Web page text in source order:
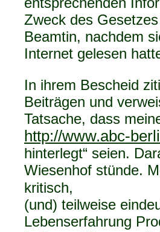
Zweck des
Beamtin, nachdem
Internet gelesen
In ihrem Bescheid
Beiträgen und
Tatsache, dass
http://www.abc-
hinterlegt“ seien.
Wiesenhof stünde.
kritisch,
(und) teilweise
Lebenserfahrung